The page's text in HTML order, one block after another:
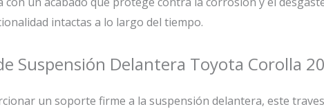
intactas a lo largo del tiempo.
Suspensión Delantera Toyota Corolla
un soporte firme a la suspensión delantera, este